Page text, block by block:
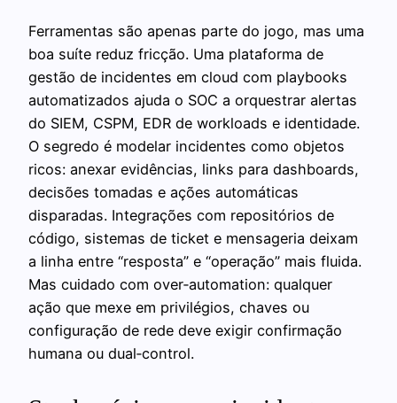
Ferramentas são apenas parte do jogo, mas uma
boa suíte reduz fricção. Uma plataforma de
gestão de incidentes em cloud com playbooks
automatizados ajuda o SOC a orquestrar alertas
do SIEM, CSPM, EDR de workloads e identidade.
O segredo é modelar incidentes como objetos
ricos: anexar evidências, links para dashboards,
decisões tomadas e ações automáticas
disparadas. Integrações com repositórios de
código, sistemas de ticket e mensageria deixam
a linha entre “resposta” e “operação” mais fluida.
Mas cuidado com over‑automation: qualquer
ação que mexe em privilégios, chaves ou
configuração de rede deve exigir confirmação
humana ou dual‑control.